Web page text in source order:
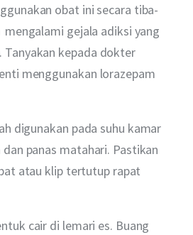
obat ini secara tiba-
gejala adiksi yang
Tanyakan kepada dokter
menggunakan lorazepam
digunakan pada suhu kamar
panas matahari. Pastikan
atau klip tertutup rapat
cair di lemari es. Buang